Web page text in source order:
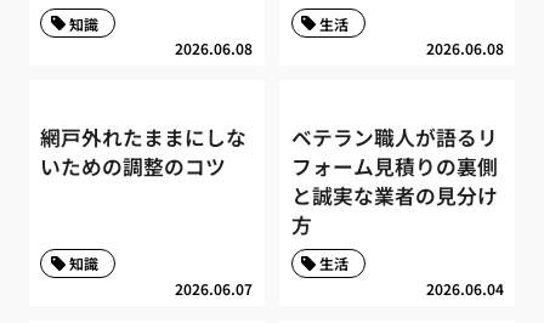
2026.06.08
知識
2026.06.08
生活
網戸外れたままにしな
いための調整のコツ
2026.06.07
知識
ベテラン職人が語るリ
フォーム見積りの裏側
と誠実な業者の見分け
方
2026.06.04
生活